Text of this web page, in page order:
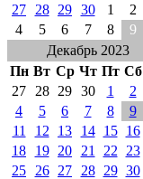
27
28 29 30 1 2
4
5 6 7 8 9
Декабрь 2023
Пн Вт Ср Чт Пт Сб
27
28 29 30 1 2
4
5 6 7 8 9
11
12 13 14 15 16
18
19 20 21 22 23
25
26 27 28 29 30